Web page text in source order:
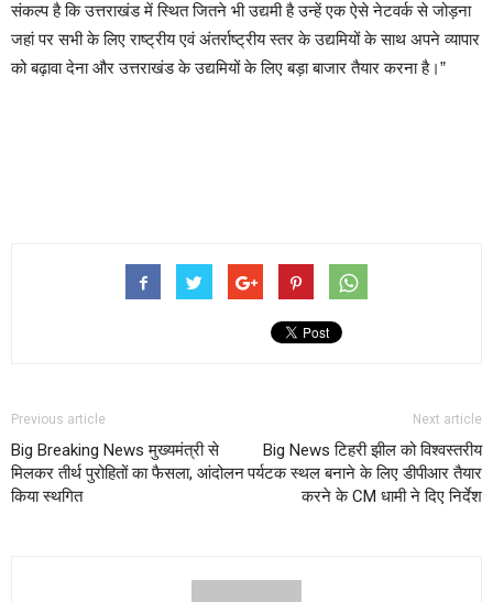
संकल्प है कि उत्तराखंड में स्थित जितने भी उद्यमी है उन्हें एक ऐसे नेटवर्क से जोड़ना
जहां पर सभी के लिए राष्ट्रीय एवं अंतर्राष्ट्रीय स्तर के उद्यमियों के साथ अपने व्यापार
को बढ़ावा देना और उत्तराखंड के उद्यमियों के लिए बड़ा बाजार तैयार करना है।”
Previous article
Big Breaking News मुख्यमंत्री से
मिलकर तीर्थ पुरोहितों का फैसला, आंदोलन
किया स्थगित
Next article
Big News टिहरी झील को विश्वस्तरीय
पर्यटक स्थल बनाने के लिए डीपीआर तैयार
करने के CM धामी ने दिए निर्देश